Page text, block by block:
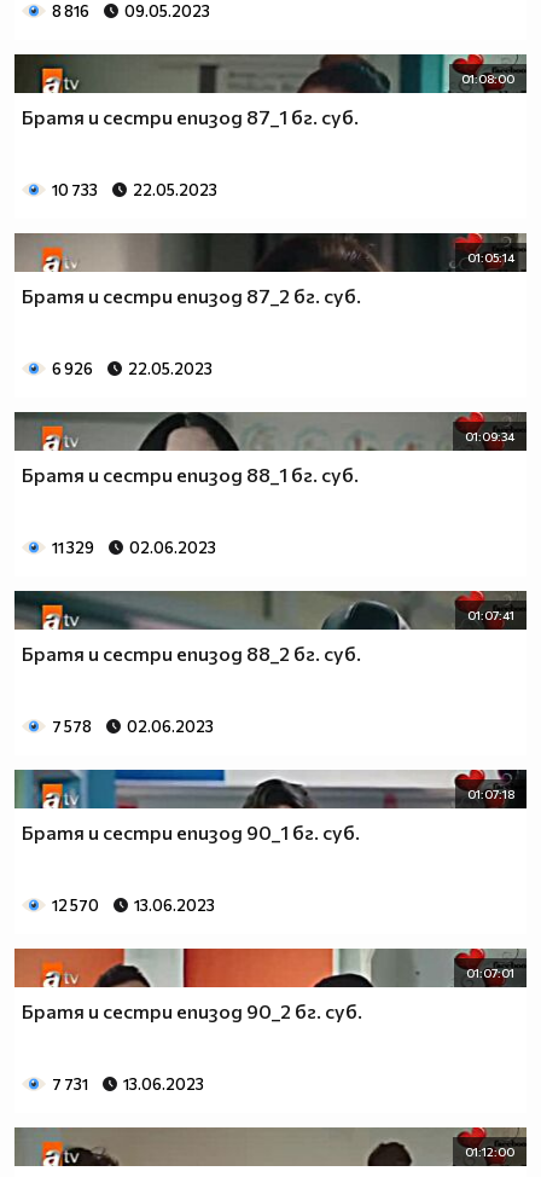
8 816 09.05.2023
01:08:00
Братя и сестри епизод 87_1 бг. суб.
10 733 22.05.2023
01:05:14
Братя и сестри епизод 87_2 бг. суб.
6 926 22.05.2023
01:09:34
Братя и сестри епизод 88_1 бг. суб.
11 329 02.06.2023
01:07:41
Братя и сестри епизод 88_2 бг. суб.
7 578 02.06.2023
01:07:18
Братя и сестри епизод 90_1 бг. суб.
12 570 13.06.2023
01:07:01
Братя и сестри епизод 90_2 бг. суб.
7 731 13.06.2023
01:12:00